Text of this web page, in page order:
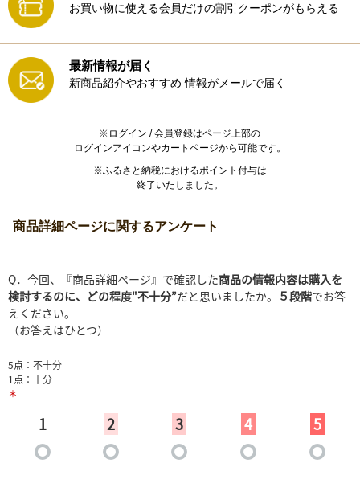
お買い物に使える会員だけの割引クーポンがもらえる
最新情報が届く
新商品紹介やおすすめ 情報がメールで届く
※ログイン / 会員登録はページ上部の
ログインアイコンやカートページから可能です。
※ふるさと納税におけるポイント付与は
終了いたしました。
商品詳細ページに関するアンケート